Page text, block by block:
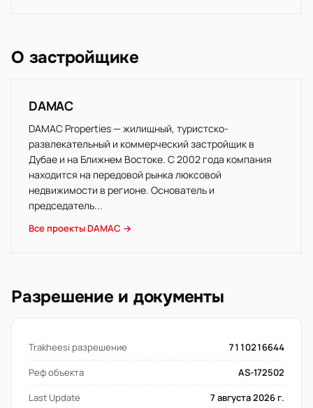
О застройщике
DAMAC
DAMAC Properties — жилищный, туристско-
развлекательный и коммерческий застройщик в
Дубае и на Ближнем Востоке. С 2002 года компания
находится на передовой рынка люксовой
недвижимости в регионе. Основатель и
председатель...
Все проекты DAMAC →
Разрешение и документы
Trakheesi разрешение
7110216644
Реф объекта
AS-172502
Last Update
7 августа 2026 г.